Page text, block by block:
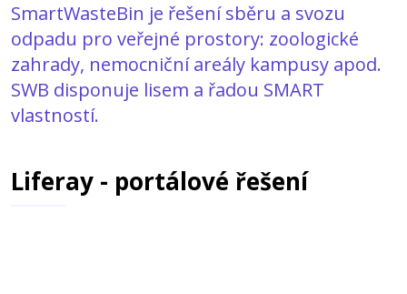
SmartWasteBin je řešení sběru a svozu
odpadu pro veřejné prostory: zoologické
zahrady, nemocniční areály kampusy apod.
SWB disponuje lisem a řadou SMART
vlastností.
Liferay - portálové řešení